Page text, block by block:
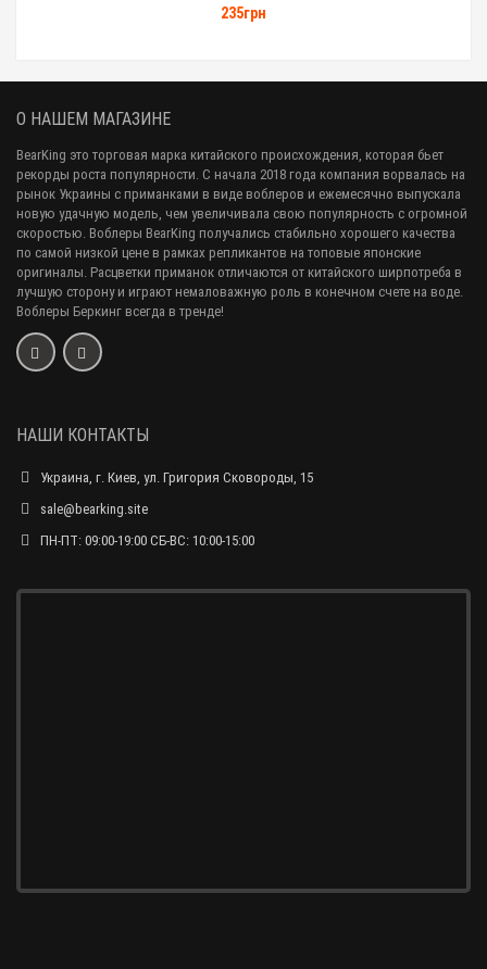
235грн
О НАШЕМ МАГАЗИНЕ
BearKing это торговая марка китайского происхождения, которая бьет
рекорды роста популярности. С начала 2018 года компания ворвалась на
рынок Украины с приманками в виде воблеров и ежемесячно выпускала
новую удачную модель, чем увеличивала свою популярность с огромной
скоростью. Воблеры BearKing получались стабильно хорошего качества
по самой низкой цене в рамках репликантов на топовые японские
оригиналы. Расцветки приманок отличаются от китайского ширпотреба в
лучшую сторону и играют немаловажную роль в конечном счете на воде.
Воблеры Беркинг всегда в тренде!
НАШИ КОНТАКТЫ
Украина, г. Киев, ул. Григория Сковороды, 15
sale@bearking.site
ПН-ПТ: 09:00-19:00 СБ-ВС: 10:00-15:00